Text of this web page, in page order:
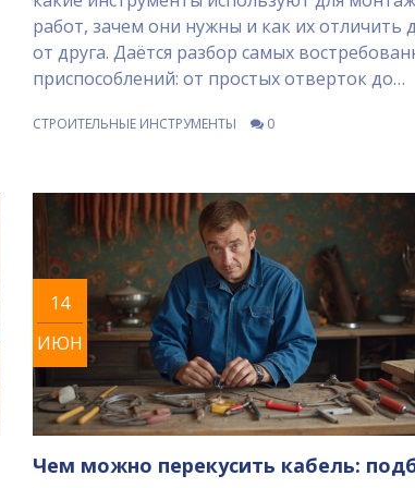
работ, зачем они нужны и как их отличить
от друга. Даётся разбор самых
приспособлений: от простых отверток до
Подбираются советы по выбору, хранению и
избежать ошибок при покупке. Материал
поможет не только новичкам, но и тем,
сталкивался с ремонтом.
СТРОИТЕЛЬНЫЕ ИНСТРУМЕНТЫ 0
14
ИЮН
Чем можно перекусить кабель: